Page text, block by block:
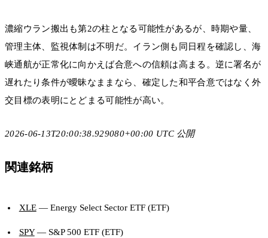
濃縮ウラン搬出も第2の柱となる可能性があるが、時期や量、
管理主体、監視体制は不明だ。イラン側も同日程を確認し、海
峡通航が正常化に向かえば合意への信頼は高まる。逆に署名が
遅れたり条件が曖昧なままなら、確定した和平合意ではなく外
交目標の表明にとどまる可能性が高い。
2026-06-13T20:00:38.929080+00:00 UTC 公開
関連銘柄
XLE— Energy Select Sector ETF (ETF)
SPY— S&P 500 ETF (ETF)